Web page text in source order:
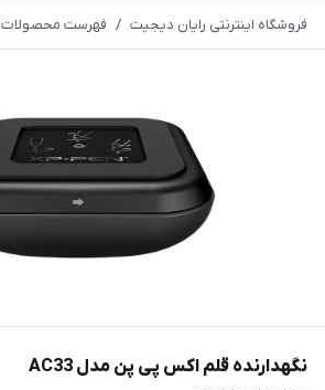
فروشگاه اینترنتی رایان دیجیت / فهرست محصولات
نگهدارنده قلم اکس پی پن مدل AC33